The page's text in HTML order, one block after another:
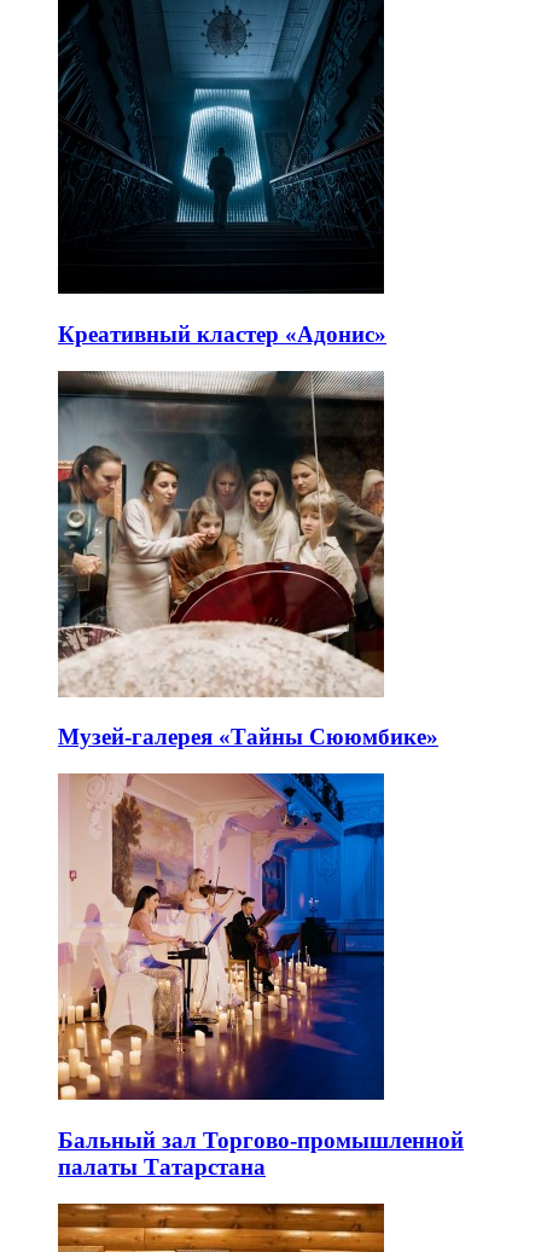
Креативный кластер «Адонис»
Музей-галерея «Тайны Сююмбике»
Бальный зал Торгово-промышленной
палаты Татарстана